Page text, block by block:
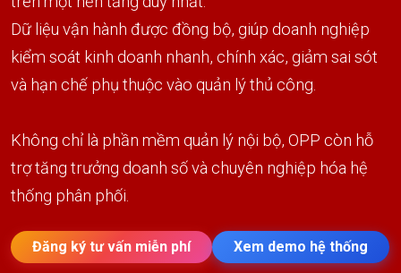
Dữ liệu vận hành được đồng bộ, giúp doanh nghiệp
kiểm soát kinh doanh nhanh, chính xác, giảm sai sót
và hạn chế phụ thuộc vào quản lý thủ công.
Không chỉ là phần mềm quản lý nội bộ, OPP còn hỗ
trợ tăng trưởng doanh số và chuyên nghiệp hóa hệ
thống phân phối.
Đăng ký tư vấn miễn phí Xem demo hệ thống